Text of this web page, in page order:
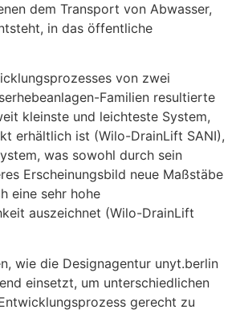
dem Transport von Abwasser,
in das öffentliche
von zwei
Familien resultierte
kleinste und leichteste System,
erhältlich ist (Wilo-DrainLift SANI),
was sowohl durch sein
Erscheinungsbild neue Maßstäbe
eine sehr hohe
auszeichnet (Wilo-DrainLift
wie die Designagentur unyt.berlin
einsetzt, um unterschiedlichen
gerecht zu